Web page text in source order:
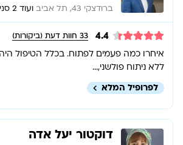
ברודצקי 43, תל אביב ועוד 2 סניפים
4.4
33 חוות דעת (ביקורות)
איחרו כמה פעמים לפתוח. בכלל הטיפול
ללא ניתוח פולשני,...
לפרופיל המלא
דוקטור יעל אדה